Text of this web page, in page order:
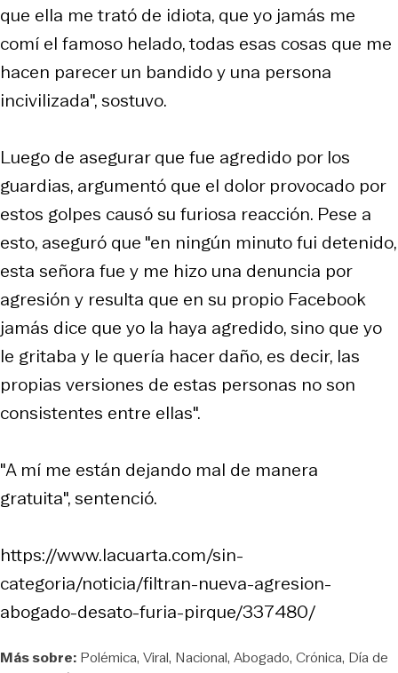
que ella me trató de idiota, que yo jamás me
comí el famoso helado, todas esas cosas que me
hacen parecer un bandido y una persona
incivilizada", sostuvo.
Luego de asegurar que fue agredido por los
guardias, argumentó que el dolor provocado por
estos golpes causó su furiosa reacción. Pese a
esto, aseguró que "en ningún minuto fui detenido,
esta señora fue y me hizo una denuncia por
agresión y resulta que en su propio Facebook
jamás dice que yo la haya agredido, sino que yo
le gritaba y le quería hacer daño, es decir, las
propias versiones de estas personas no son
consistentes entre ellas".
"A mí me están dejando mal de manera
gratuita", sentenció.
https://www.lacuarta.com/sin-
categoria/noticia/filtran-nueva-agresion-
abogado-desato-furia-pirque/337480/
Más sobre: Polémica Viral Nacional Abogado Crónica Día de